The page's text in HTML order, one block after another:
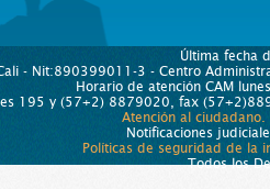
Última fecha
- Nit:890399011-3 - Centro
Horario de atención CAM
195 y (57+2) 8879020, fax
Atención al ciudadano.
Notificaciones
Políticas de seguridad de la
Todos los